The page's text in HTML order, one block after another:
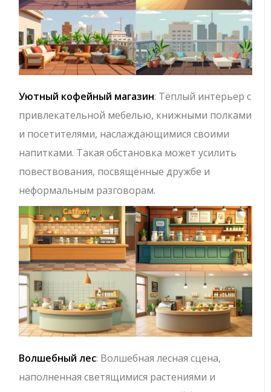
Уютный кофейный магазин: Тёплый интерьер с
привлекательной мебелью, книжными полками
и посетителями, наслаждающимися своими
напитками. Такая обстановка может усилить
повествования, посвящённые дружбе и
неформальным разговорам.
Волшебный лес: Волшебная лесная сцена,
наполненная светящимися растениями и